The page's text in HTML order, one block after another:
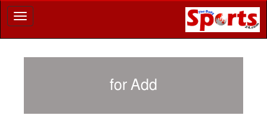
Toggle
navigation
for Add